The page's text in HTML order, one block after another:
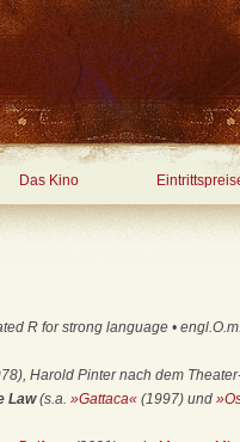
Das Kino
R for strong language •
Harold Pinter nach dem
Law(s.a. »Gattaca« (1997) und